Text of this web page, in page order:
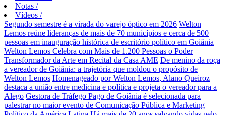
Notas /
Vídeos /
Segundo semestre é a virada do varejo óptico em 2026 Welton
Lemos reúne lideranças de mais de 70 municípios e cerca de 500
pessoas em inauguração histórica de escritório político em Goiânia
Welton Lemos Celebra com Mais de 1.200 Pessoas o Poder
Transformador da Arte em Recital da Casa AME De menino da roça
a vereador de Goiânia: a trajetória que moldou o propósito de
Welton Lemos Homenageado por Welton Lemos, Alano Queiroz
destaca a união entre medicina e política e projeta o vereador para a
Alego Gestora de Tráfego Pago de Goiânia é selecionada para
palestrar no maior evento de Comunicação Pública e Marketing